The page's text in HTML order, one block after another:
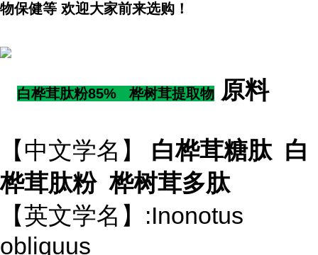
物保健等 欢迎大家前来选购！
白桦茸肽粉85% 桦树茸提取物 原料
【中文学名】
白桦茸糖肽 白
桦茸肽粉 桦树茸多肽
【英文学名】:Inonotus
obliquus